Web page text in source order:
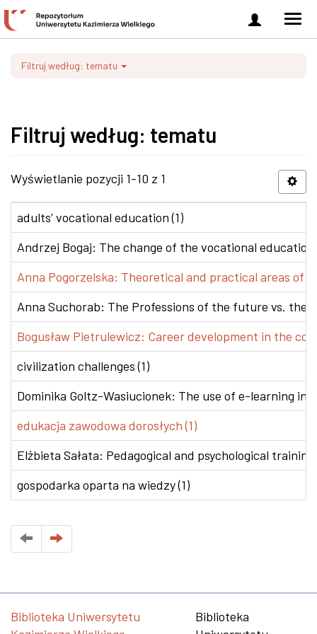
Zaloguj
się
Filtruj według: tematu
Filtruj według: tematu
Wyświetlanie pozycji 1-10 z 1
adults’ vocational education (1)
Andrzej Bogaj: The change of the vocational
Anna Pogorzelska: Theoretical and practical areas of
Anna Suchorab: The Professions of the future vs. the
Bogusław Pietrulewicz: Career development in the
civilization challenges (1)
Dominika Goltz-Wasiucionek: The use of e-learning in
edukacja zawodowa dorosłych (1)
Elżbieta Sałata: Pedagogical and psychological
gospodarka oparta na wiedzy (1)
Biblioteka Uniwersytetu
Biblioteka